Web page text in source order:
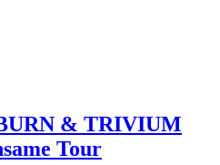
& TRIVIUM
Tour